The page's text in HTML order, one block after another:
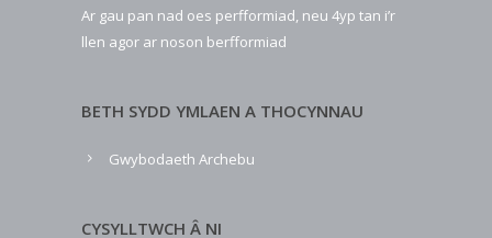
Ar gau pan nad oes perfformiad, neu 4yp tan i’r
llen agor ar noson berfformiad
BETH SYDD YMLAEN A THOCYNNAU
Gwybodaeth Archebu
CYSYLLTWCH Â NI